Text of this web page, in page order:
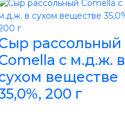
рассольный
с м.д.ж. в
веществе
200 г